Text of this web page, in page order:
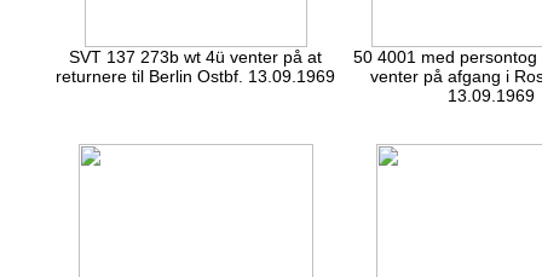
SVT 137 273b wt 4ü venter på at
returnere til Berlin Ostbf. 13.09.1969
50 4001 med persontog
venter på afgang i
13.09.1969